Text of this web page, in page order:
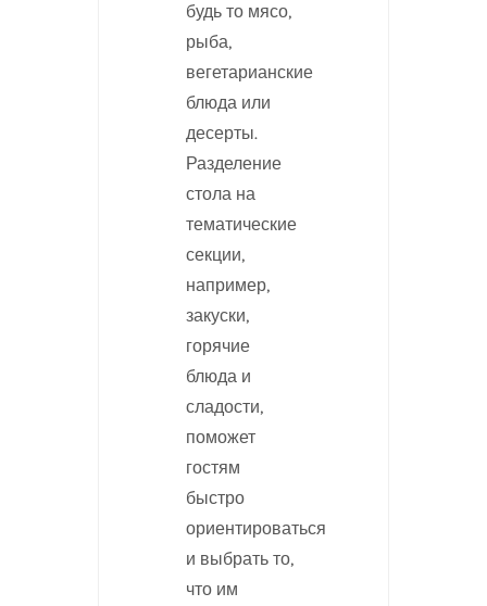
будь то мясо,
рыба,
вегетарианские
блюда или
десерты.
Разделение
стола на
тематические
секции,
например,
закуски,
горячие
блюда и
сладости,
поможет
гостям
быстро
ориентироваться
и выбрать то,
что им